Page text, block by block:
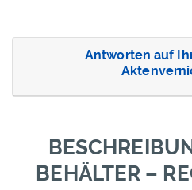
Antworten auf
BEHÄLTER –